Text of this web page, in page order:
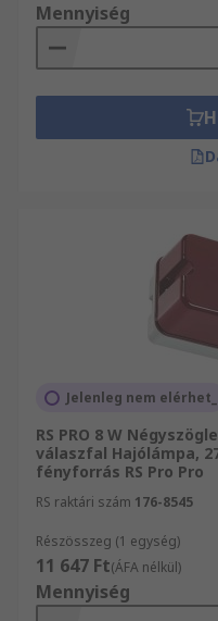
Mennyiség
Jelenleg nem elérhet_
RS PRO 8 W
válaszfal Hajólámpa,
fényforrás RS Pro Pro
RS raktári szám 176-8545
Részösszeg (1 egység)
11 647 Ft(ÁFA nélkül)
Mennyiség